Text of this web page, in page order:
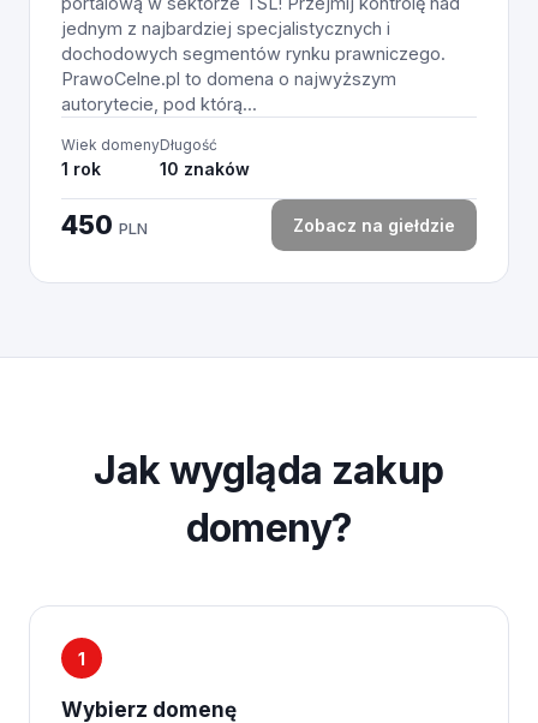
jednym z najbardziej specjalistycznych i
dochodowych segmentów rynku prawniczego.
PrawoCelne.pl to domena o najwyższym
autorytecie, pod którą...
Wiek domeny
1 rok
Długość
10 znaków
450 PLN Zobacz na giełdzie
Jak wygląda zakup
domeny?
1
Wybierz domenę